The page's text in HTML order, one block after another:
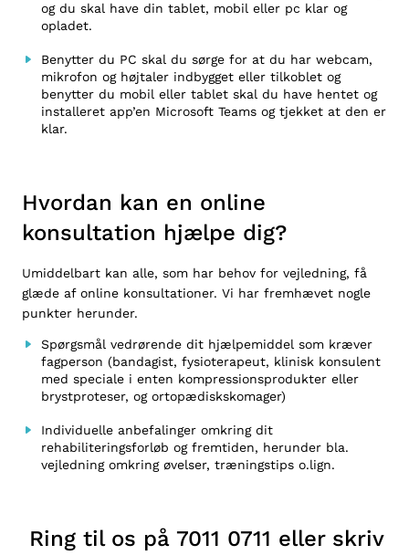
og du skal have din tablet, mobil eller pc klar og
opladet.
Benytter du PC skal du sørge for at du har webcam,
mikrofon og højtaler indbygget eller tilkoblet og
benytter du mobil eller tablet skal du have hentet og
installeret app’en Microsoft Teams og tjekket at den er
klar.
Hvordan kan en online
konsultation hjælpe dig?
Umiddelbart kan alle, som har behov for vejledning, få
glæde af online konsultationer. Vi har fremhævet nogle
punkter herunder.
Spørgsmål vedrørende dit hjælpemiddel som kræver
fagperson (bandagist, fysioterapeut, klinisk konsulent
med speciale i enten kompressionsprodukter eller
brystproteser, og ortopædiskskomager)
Individuelle anbefalinger omkring dit
rehabiliteringsforløb og fremtiden, herunder bla.
vejledning omkring øvelser, træningstips o.lign.
Ring til os på 7011 0711 eller skriv